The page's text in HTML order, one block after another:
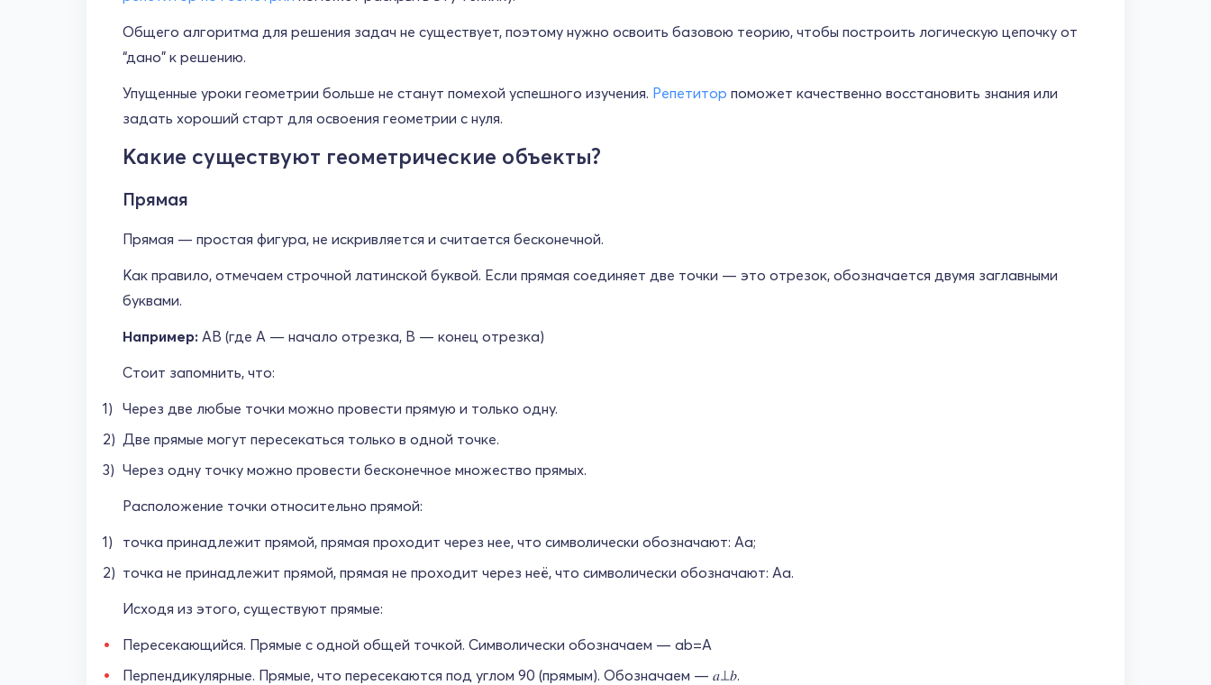
Общего алгоритма для решения задач не существует, поэтому нужно освоить базовою теорию, чтобы построить логическую цепочку от
“дано” к решению.
Упущенные уроки геометрии больше не станут помехой успешного изучения. Репетитор поможет качественно восстановить знания или
задать хороший старт для освоения геометрии с нуля.
Какие существуют геометрические объекты?
Прямая
Прямая — простая фигура, не искривляется и считается бесконечной.
Как правило, отмечаем строчной латинской буквой. Если прямая соединяет две точки — это отрезок, обозначается двумя заглавными
буквами.
Например: AB (где А — начало отрезка, B — конец отрезка)
Стоит запомнить, что:
Через две любые точки можно провести прямую и только одну.
Две прямые могут пересекаться только в одной точке.
Через одну точку можно провести бесконечное множество прямых.
Расположение точки относительно прямой:
точка принадлежит прямой, прямая проходит через нее, что символически обозначают: Aa;
точка не принадлежит прямой, прямая не проходит через неё, что символически обозначают: Aa.
Исходя из этого, существуют прямые:
Пересекающийся. Прямые с одной общей точкой. Символически обозначаем — ab=A
Перпендикулярные. Прямые, что пересекаются под углом 90 (прямым). Обозначаем — 𝑎⊥𝑏.